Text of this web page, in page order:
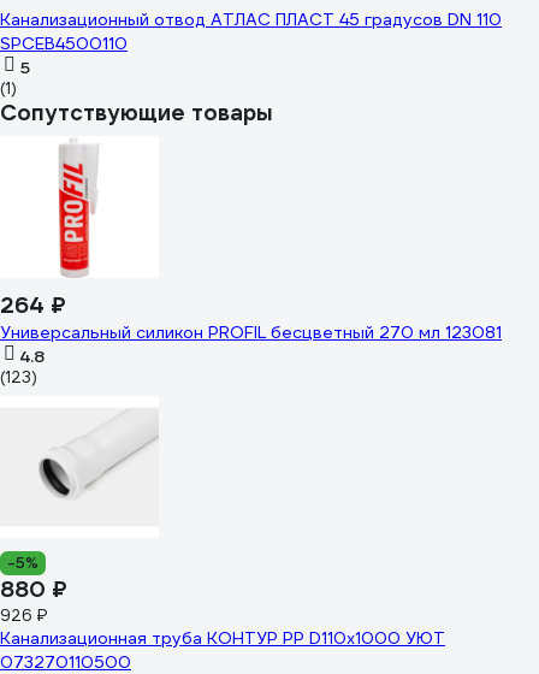
Канализационный отвод АТЛАС ПЛАСТ 45 градусов DN 110
SPCEB4500110
5
(1)
Сопутствующие товары
264 ₽
Универсальный силикон PROFIL бесцветный 270 мл 123081
4.8
(123)
-5%
880 ₽
926 ₽
Канализационная труба КОНТУР РР D110x1000 УЮТ
073270110500